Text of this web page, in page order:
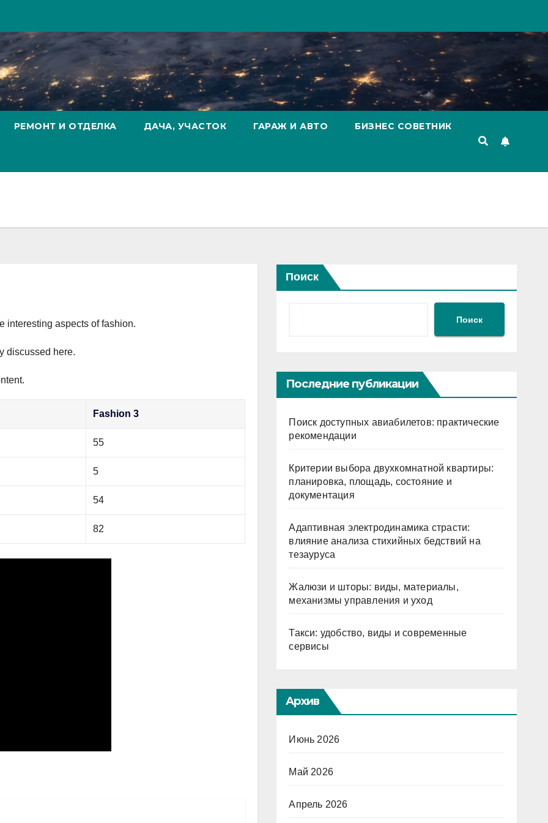
РЕМОНТ И ОТДЕЛКА ДАЧА, УЧАСТОК ГАРАЖ И АВТО БИЗНЕС СОВЕТНИК
interesting aspects of fashion.
discussed here.
Fashion 3
55
5
54
82
Поиск
Поиск
Последние публикации
Поиск доступных авиабилетов: практические
рекомендации
Критерии выбора двухкомнатной квартиры:
планировка, площадь, состояние и
документация
Адаптивная электродинамика страсти:
влияние анализа стихийных бедствий на
тезауруса
Жалюзи и шторы: виды, материалы,
механизмы управления и уход
Такси: удобство, виды и современные
сервисы
Архив
Июнь 2026
Май 2026
Апрель 2026